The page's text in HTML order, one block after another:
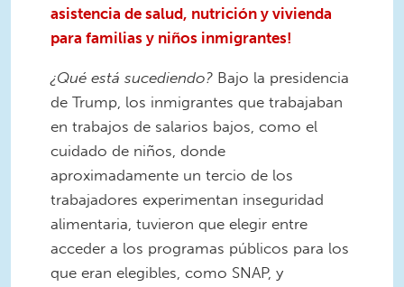
asistencia de salud, nutrición y vivienda
para familias y niños inmigrantes!
¿Qué está sucediendo? Bajo la presidencia
de Trump, los inmigrantes que trabajaban
en trabajos de salarios bajos, como el
cuidado de niños, donde
aproximadamente un tercio de los
trabajadores experimentan inseguridad
alimentaria, tuvieron que elegir entre
acceder a los programas públicos para los
que eran elegibles, como SNAP, y